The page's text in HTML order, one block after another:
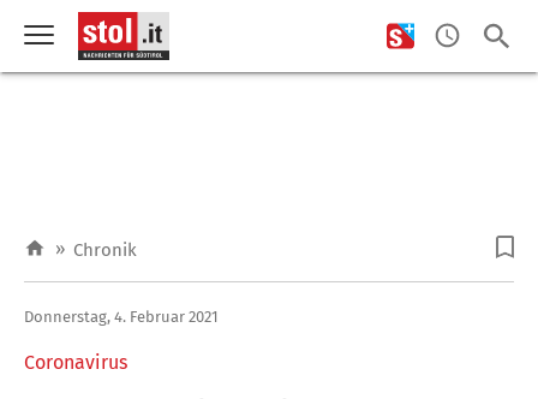
» Chronik
Coronavirus
Donnerstag, 4. Februar 2021